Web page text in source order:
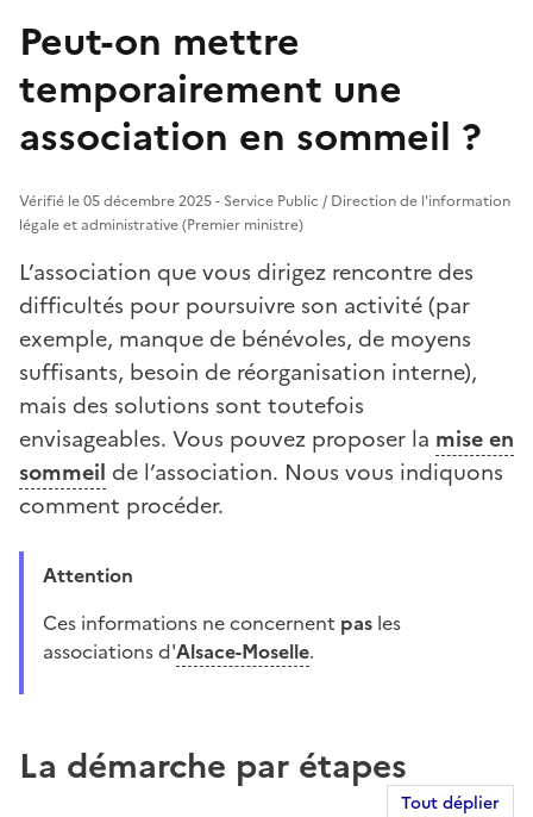
Peut-on mettre
temporairement une
association en sommeil ?
Vérifié le 05 décembre 2025 - Service Public / Direction de l'information
légale et administrative (Premier ministre)
L’association que vous dirigez rencontre des
difficultés pour poursuivre son activité (par
exemple, manque de bénévoles, de moyens
suffisants, besoin de réorganisation interne),
mais des solutions sont toutefois
envisageables. Vous pouvez proposer la mise en
sommeil de l’association. Nous vous indiquons
comment procéder.
Attention
Ces informations ne concernent pas les
associations d'Alsace-Moselle.
La démarche par étapes
Tout déplier